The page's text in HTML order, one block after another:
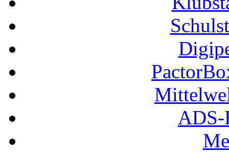
ADS-